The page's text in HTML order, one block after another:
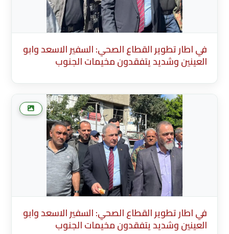
في اطار تطوير القطاع الصحي: السفير الاسعد وابو
العينين وشديد يتفقدون مخيمات الجنوب
(English) * Description Existing Media
Attachments في اطار تطوير القطاع الصحي:
السفير الاسعد وابو العينين وشديد يتفقدون
في اطار تطوير القطاع الصحي: السفير الاسعد وابو
العينين وشديد يتفقدون مخيمات الجنوب